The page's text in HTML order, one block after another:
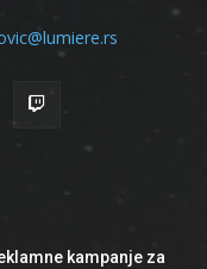
kampanje za